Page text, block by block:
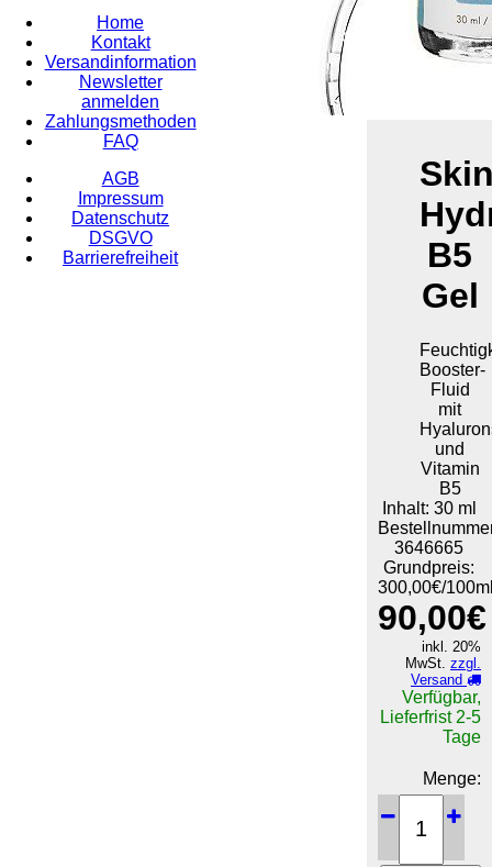
B5
Gel
Booster-
Fluid
mit
und
Vitamin
B5
Inhalt: 30 ml
3646665
Grundpreis:
300,00€/
90,00€
inkl. 20%
MwSt. zzgl.
Versand
Verfügbar,
Lieferfrist 2-5
Tage
Menge:
Home
Kontakt
Versandinformation
Newsletter
anmelden
Zahlungsmethoden
FAQ
AGB
Impressum
Datenschutz
DSGVO
Barrierefreiheit